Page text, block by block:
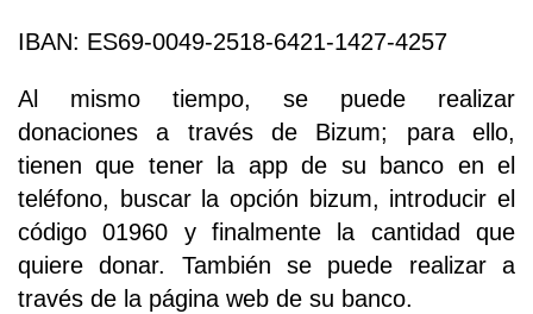
IBAN: ES69-0049-2518-6421-1427-4257
Al mismo tiempo, se puede realizar
donaciones a través de Bizum; para ello,
tienen que tener la app de su banco en el
teléfono, buscar la opción bizum, introducir el
código 01960 y finalmente la cantidad que
quiere donar. También se puede realizar a
través de la página web de su banco.